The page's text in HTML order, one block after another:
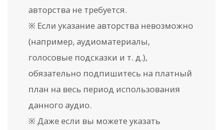
авторства не требуется.
※ Если указание авторства невозможно
(например, аудиоматериалы,
голосовые подсказки и т. д.),
обязательно подпишитесь на платный
план на весь период использования
данного аудио.
※ Даже если вы можете указать